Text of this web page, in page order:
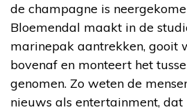
de champagne is
Bloemendal maakt in de
marinepak aantrekken, gooit
bovenaf en monteert het
genomen. Zo weten de
nieuws als entertainment,